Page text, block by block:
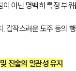
아닌 명백히 특정 부
갑작스러운 도주 등의
진술의 일관성 유지